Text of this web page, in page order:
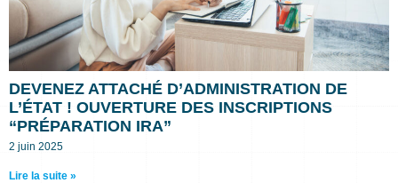
DEVENEZ ATTACHÉ D’ADMINISTRATION DE
L’ÉTAT ! OUVERTURE DES INSCRIPTIONS
“PRÉPARATION IRA”
2 juin 2025
Lire la suite »